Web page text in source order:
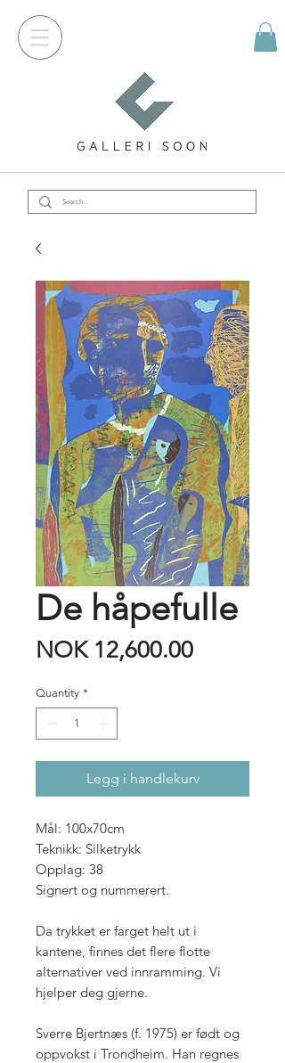
De håpefulle
NOK 12,600.00Price
Quantity *
Legg i handlekurv
Mål: 100x70cm
Teknikk: Silketrykk
Opplag: 38
Signert og nummerert.
Da trykket er farget helt ut i
kantene, finnes det flere flotte
alternativer ved innramming. Vi
hjelper deg gjerne.
Sverre Bjertnæs (f. 1975) er født og
oppvokst i Trondheim. Han regnes